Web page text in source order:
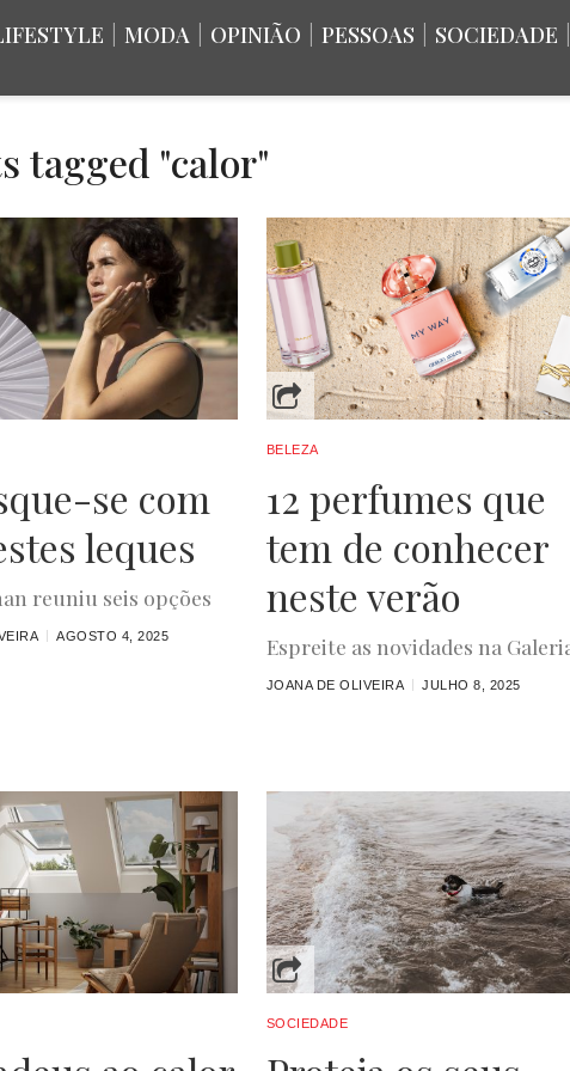
MODA OPINIÃO PESSOAS SOCIEDADE
tagged "calor"
se com
leques
reuniu seis opções
AGOSTO 4, 2025
BELEZA
12 perfumes que
tem de conhecer
neste verão
Espreite as novidades na
JOANA DE OLIVEIRA JULHO 8, 2025
SOCIEDADE